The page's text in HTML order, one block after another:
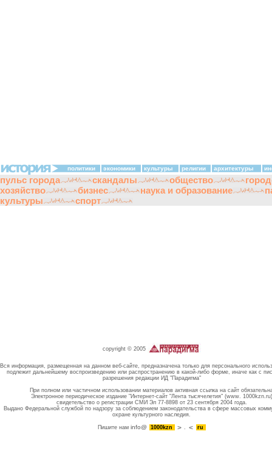
политики экономики культуры религии архитектуры
пульс города скандалы общество
хозяйство
бизнес наука и образование
культуры
спорт
copyright © 2005
Вся информация, размещенная на данном веб-сайте, предназначена только для персонального
подлежит дальнейшему воспроизведению или распространению в какой-либо форме, иначе как с
разрешения редакции ИД "Парадигма"
При полном или частичном использовании материалов активная ссылка на сайт
Электронное периодическое издание "Интернет-сайт "Лента тысячелетия" (www. 1000kzn.ru)
свидетельство о регистрации СМИ Эл 77-8898 от 23 сентября 2004 года.
Выдано Федеральной службой по надзору за соблюдением законодательства в сфере массовых
охране культурного наследия.
Пишите намinfo@ 1000kzn . ru